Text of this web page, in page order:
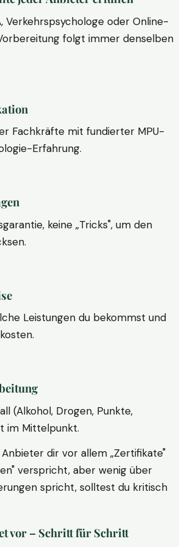
Verkehrspsychologe oder Online-
folgt immer denselben
Fachkräfte mit fundierter MPU-
Erfahrung.
keine „Tricks", um den
Leistungen du bekommst und
(Alkohol, Drogen, Punkte,
im Mittelpunkt.
dir vor allem „Zertifikate"
verspricht, aber wenig über
spricht, solltest du kritisch
vor – Schritt für Schritt